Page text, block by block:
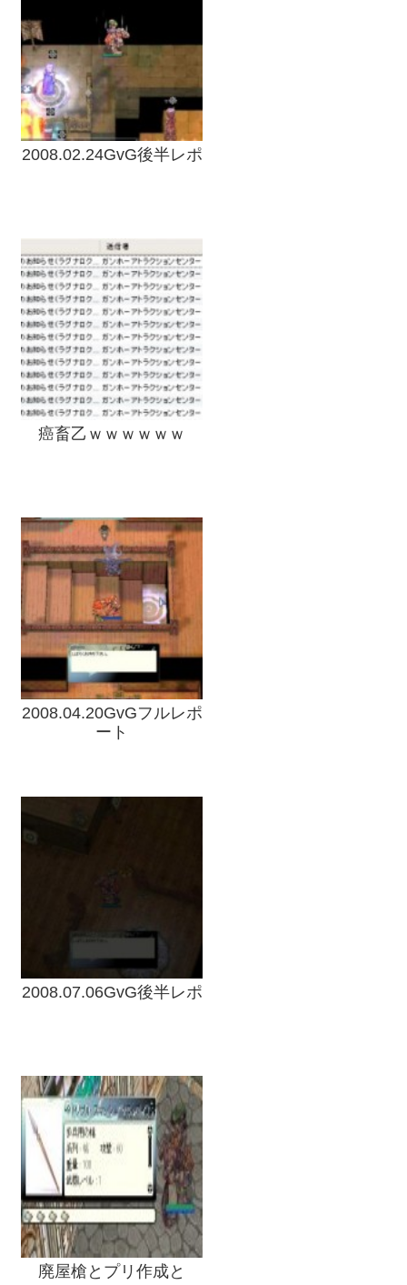
2008.02.24GvG後半レポ
癌畜乙ｗｗｗｗｗｗ
2008.04.20GvGフルレポ
ート
2008.07.06GvG後半レポ
廃屋槍とプリ作成と